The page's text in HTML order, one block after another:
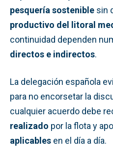
pesquería sostenible sin
productivo del litoral
continuidad dependen
directos e indirectos.
La delegación española
para no encorsetar la
cualquier acuerdo debe
realizado por la flota y
aplicables en el día a día.